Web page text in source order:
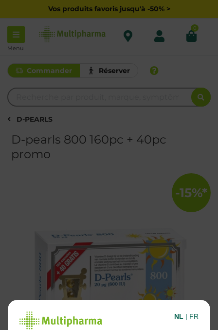
Vos produits favoris jusqu'à -50% >
Menu
0
Commander Réserver
D-PEARLS
D-pearls 800 160pc + 40pc
promo
-15%*
NL | FR